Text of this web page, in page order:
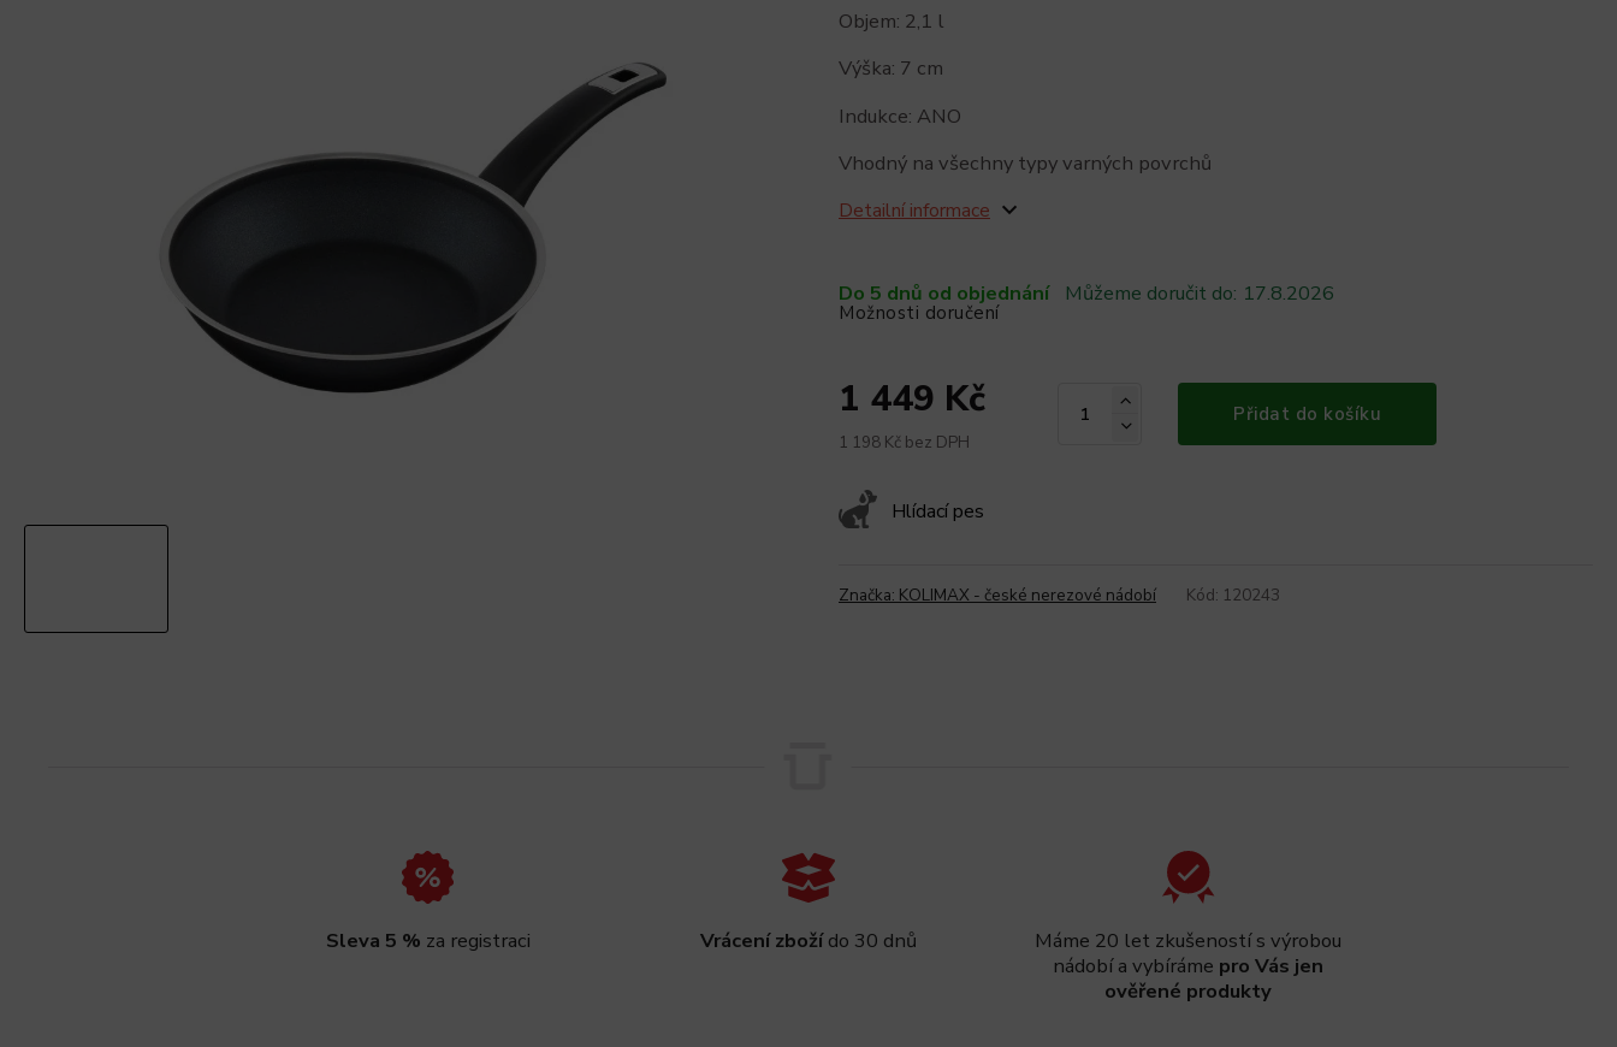
Do 5 dnů od objednání Můžeme doručit do: 17.8.2026
Možnosti doručení
1 449 Kč
1 198 Kč bez DPH
Přidat do košíku
Hlídací pes
Objem: 2,1 l
Výška: 7 cm
Indukce: ANO
Vhodný na všechny typy varných povrchů
Detailní informace
Značka: KOLIMAX - české nerezové nádobí Kód: 120243
Sleva 5 % za registraci Vrácení zbožído 30 dnů
Máme 20 let zkušeností s výrobou
nádobí a vybíráme pro Vás jen
ověřené produkty